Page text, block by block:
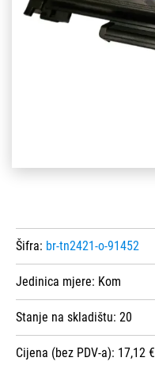
Šifra: br-tn2421-o-91452
Jedinica mjere: Kom
Stanje na skladištu: 20
Cijena (bez PDV-a): 17,12 €